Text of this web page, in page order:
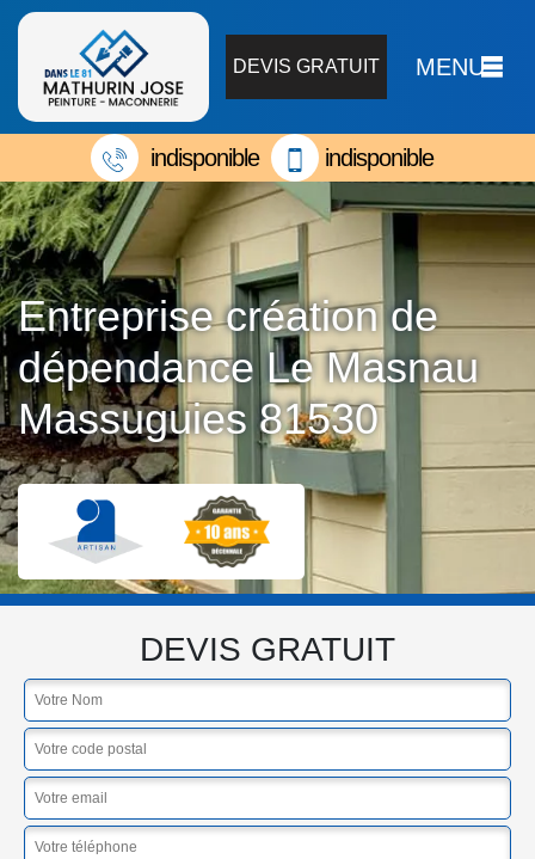
DEVIS GRATUIT MENU
indisponible indisponible
Entreprise création de
dépendance Le Masnau
Massuguies 81530
DEVIS GRATUIT